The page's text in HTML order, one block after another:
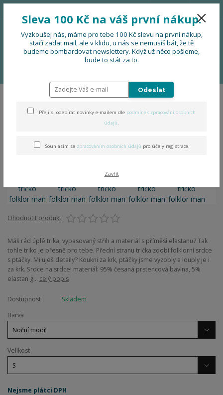
Menu
0 Kč
Pánské tričko folklor man
Ohodnotit produkt
Máš rád úplé trika, vypasovaný střih a materiál s příměsí elastanu? Tak
tohle triko je přesně pro tebe. Přední stranu trička zdobí folklorní srdce
s ptáčky. Miluješ detaily? Koukni za krk, ptáčky jsme vyzobly a louply je i
za krk. Srdce na srdce! materiál: 95% česaná prstencová bavlna, 5%
elastan g... celý popis
Dostupnost
Skladem
Barva
Velikost
Nejsme plátci DPH
Sleva 100 Kč na váš první nákup.
Vyzkoušej nás, máme pro tebe 100 Kč slevu na první nákup,
stačí zadat mail, ale v klidu, u nás se nemusíš bát, že tě
budeme bombardovat newslettery. Když už něco pošleme,
bude to stát za to.
Odeslat
Přeji si odebírat novinky e-mailem dle podmínek zpracování osobních
údajů.
Souhlasím se zpracováním osobních údajů pro účely registrace.
Zavřít